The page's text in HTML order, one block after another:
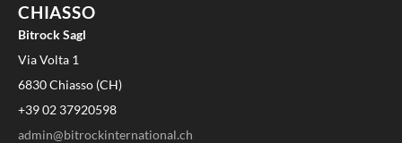
CHIASSO
Bitrock Sagl
Via Volta 1
6830 Chiasso (CH)
+39 02 37920598
admin@bitrockinternational.ch